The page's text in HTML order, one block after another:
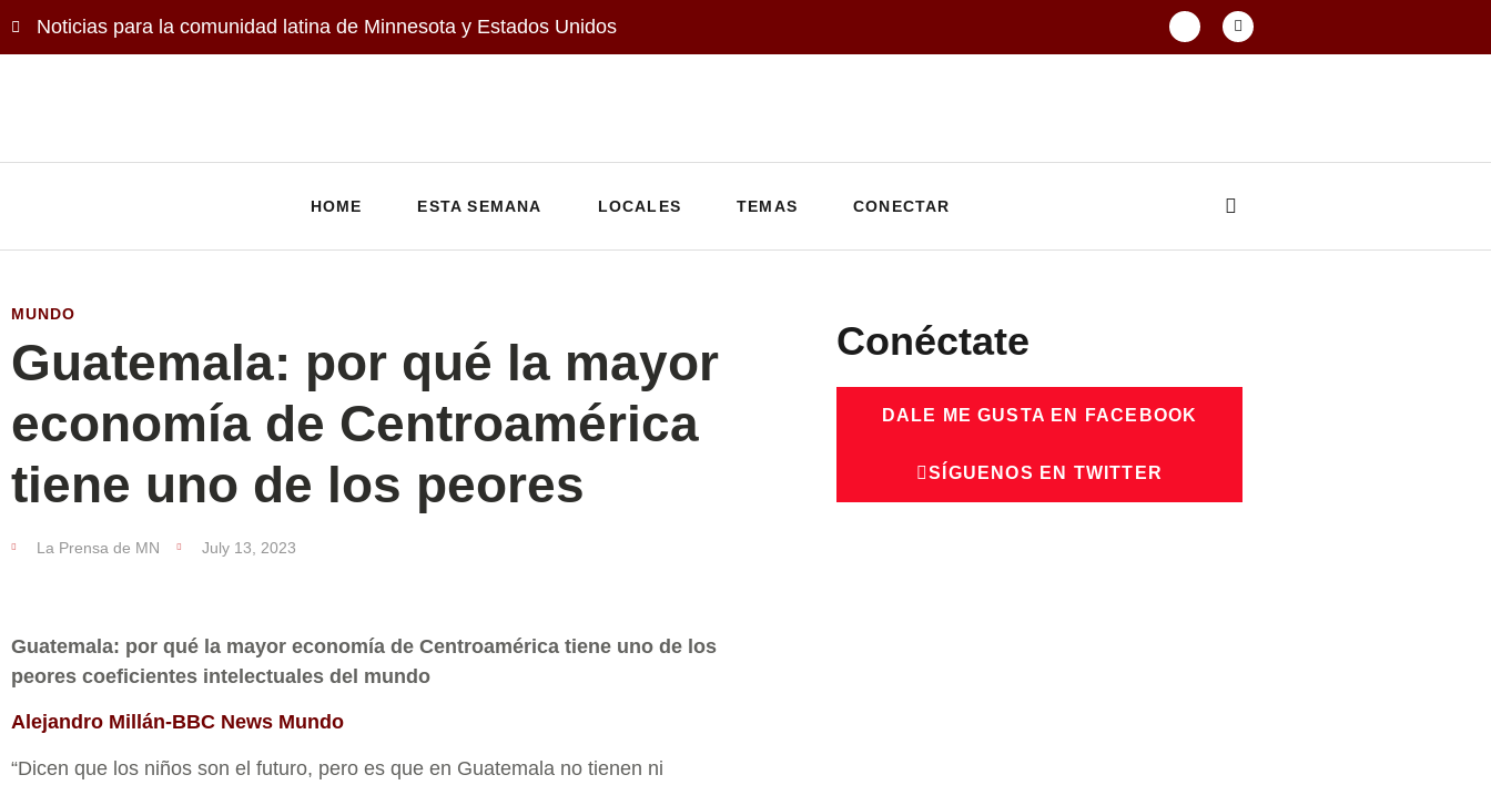
Noticias para la comunidad latina de Minnesota y Estados Unidos
HOME ESTA SEMANA LOCALES TEMAS CONECTAR
MUNDO
Guatemala: por qué la mayor
economía de Centroamérica
tiene uno de los peores
La Prensa de MN July 13, 2023
Guatemala: por qué la mayor economía de Centroamérica tiene uno de los
peores coeficientes intelectuales del mundo
Alejandro Millán-BBC News Mundo
“Dicen que los niños son el futuro, pero es que en Guatemala no tienen ni
Conéctate
DALE ME GUSTA EN FACEBOOK
SÍGUENOS EN TWITTER